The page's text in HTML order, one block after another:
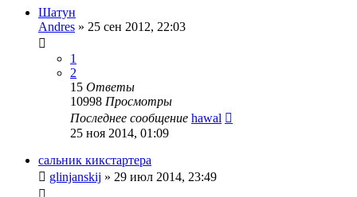
Шатун
Andres » 25 сен 2012, 22:03
1
2
15 Ответы
10998 Просмотры
Последнее сообщение hawal
25 ноя 2014, 01:09
сальник кикстартера
glinjanskij » 29 июл 2014, 23:49